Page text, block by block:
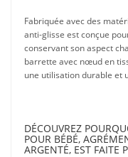
Fabriquée avec des
anti-glisse est conçue
conservant son aspect
barrette avec nœud en
une utilisation durable et
DÉCOUVREZ
POUR BÉBÉ,
ARGENTÉ, EST FAITE